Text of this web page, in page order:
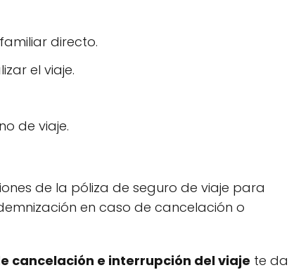
directo.
el viaje.
de viaje.
de la póliza de seguro de viaje para
en caso de cancelación o
cancelación e interrupción del viaje te da